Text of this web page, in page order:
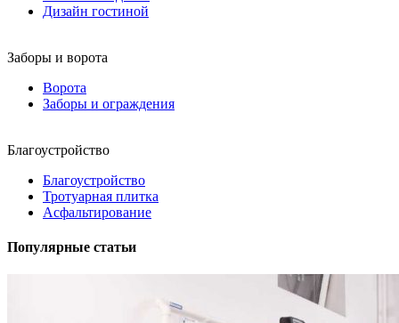
Дизайн гостиной
Заборы и ворота
Ворота
Заборы и ограждения
Благоустройство
Благоустройство
Тротуарная плитка
Асфальтирование
Популярные статьи